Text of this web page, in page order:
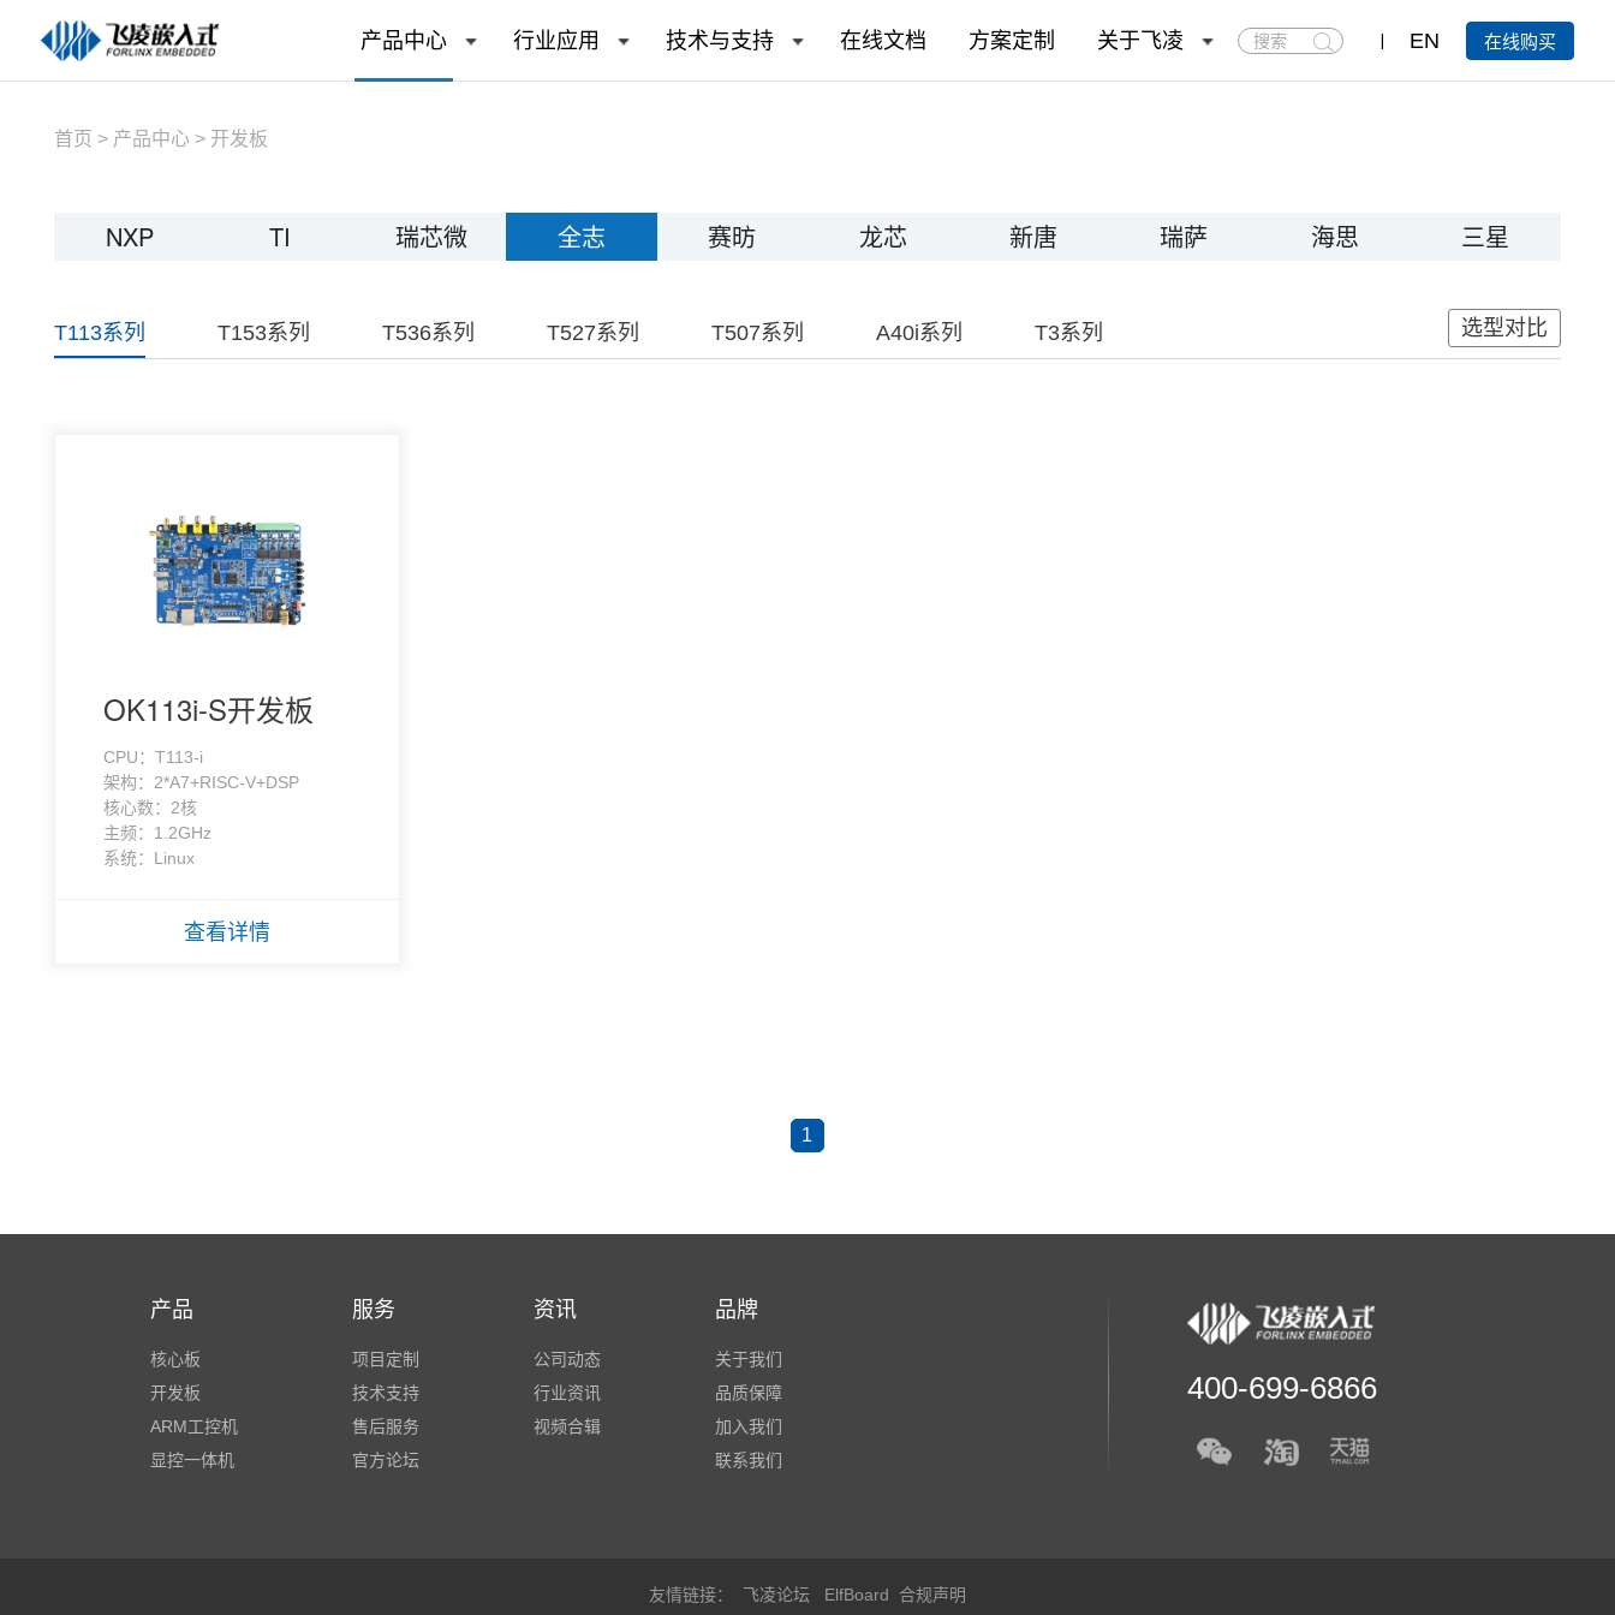
产品中心 行业应用 技术与支持 在线文档 方案定制 关于飞凌
搜
索
EN 在线购买
首页 > 产品中心 > 开发板
NXP TI 瑞芯微 全志 赛昉 龙芯 新唐 瑞萨 海思 三星
T113系列 T153系列 T536系列 T527系列 T507系列 A40i系列 T3系列 选型对比
OK113i-S开发板
CPU：T113-i
架构：2*A7+RISC-V+DSP
核心数：2核
主频：1.2GHz
系统：Linux
查看详情
1
产品
核心板
开发板
ARM工控机
显控一体机
服务
项目定制
技术支持
售后服务
官方论坛
资讯
公司动态
行业资讯
视频合辑
品牌
关于我们
品质保障
加入我们
联系我们
400-699-6866
友情链接： 飞凌论坛 ElfBoard 合规声明